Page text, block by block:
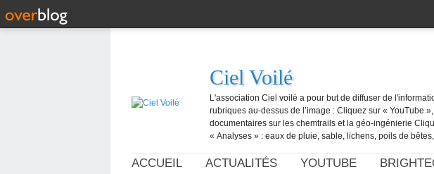
Ciel Voilé
L'association Ciel voilé a pour but de diffuser de
rubriques au-dessus de l’image : Cliquez sur « YouTube
documentaires sur les chemtrails et la géo-ingénierie
« Analyses » : eaux de pluie, sable, lichens, poils de
ACCUEIL ACTUALITÉS YOUTUBE